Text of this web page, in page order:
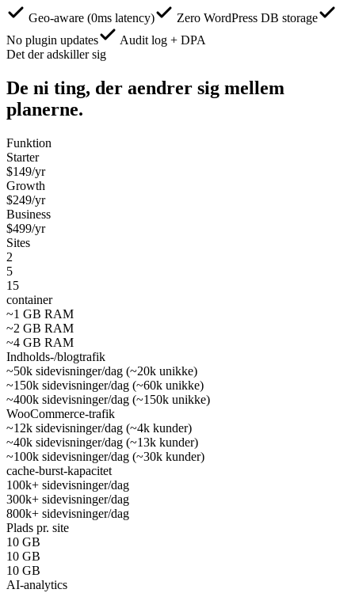
Geo-aware (0ms latency)
Zero WordPress DB storage
No plugin updates
Audit log + DPA
Det der adskiller sig
De ni ting, der aendrer sig mellem
planerne.
Funktion
Starter
$149/yr
Growth
$249/yr
Business
$499/yr
Sites
2
5
15
container
~1 GB RAM
~2 GB RAM
~4 GB RAM
Indholds-/blogtrafik
~50k sidevisninger/dag (~20k unikke)
~150k sidevisninger/dag (~60k unikke)
~400k sidevisninger/dag (~150k unikke)
WooCommerce-trafik
~12k sidevisninger/dag (~4k kunder)
~40k sidevisninger/dag (~13k kunder)
~100k sidevisninger/dag (~30k kunder)
cache-burst-kapacitet
100k+ sidevisninger/dag
300k+ sidevisninger/dag
800k+ sidevisninger/dag
Plads pr. site
10 GB
10 GB
10 GB
AI-analytics